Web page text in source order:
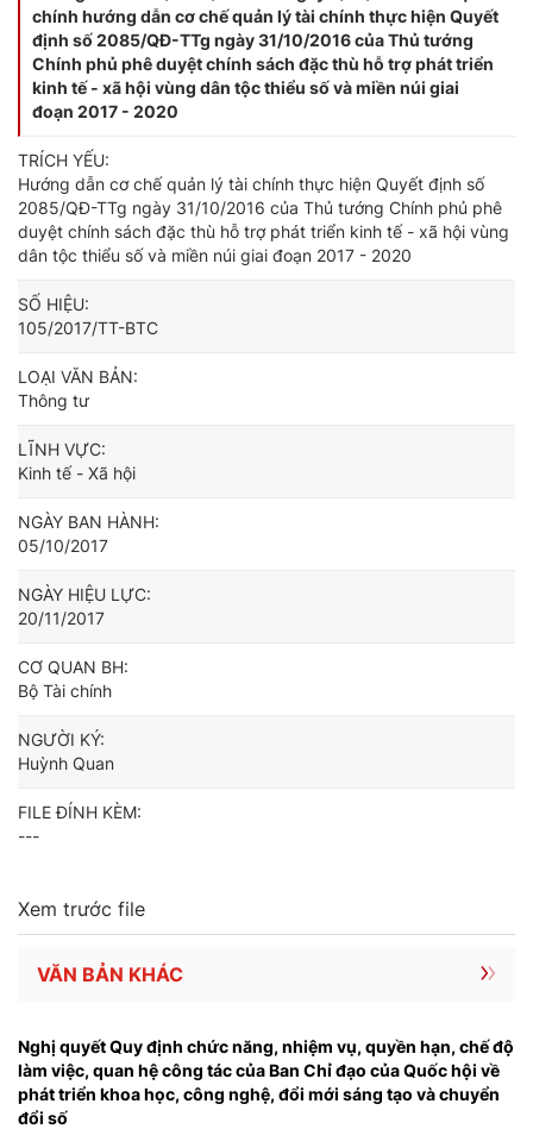
chính hướng dẫn cơ chế quản lý tài chính thực hiện Quyết
định số 2085/QĐ-TTg ngày 31/10/2016 của Thủ tướng
Chính phủ phê duyệt chính sách đặc thù hỗ trợ phát triển
kinh tế - xã hội vùng dân tộc thiểu số và miền núi giai
đoạn 2017 - 2020
TRÍCH YẾU:
Hướng dẫn cơ chế quản lý tài chính thực hiện Quyết định số
2085/QĐ-TTg ngày 31/10/2016 của Thủ tướng Chính phủ phê
duyệt chính sách đặc thù hỗ trợ phát triển kinh tế - xã hội vùng
dân tộc thiểu số và miền núi giai đoạn 2017 - 2020
SỐ HIỆU:
105/2017/TT-BTC
LOẠI VĂN BẢN:
Thông tư
LĨNH VỰC:
Kinh tế - Xã hội
NGÀY BAN HÀNH:
05/10/2017
NGÀY HIỆU LỰC:
20/11/2017
CƠ QUAN BH:
Bộ Tài chính
NGƯỜI KÝ:
Huỳnh Quan
FILE ĐÍNH KÈM:
---
Xem trước file
VĂN BẢN KHÁC
Nghị quyết Quy định chức năng, nhiệm vụ, quyền hạn, chế độ
làm việc, quan hệ công tác của Ban Chỉ đạo của Quốc hội về
phát triển khoa học, công nghệ, đổi mới sáng tạo và chuyển
đổi số